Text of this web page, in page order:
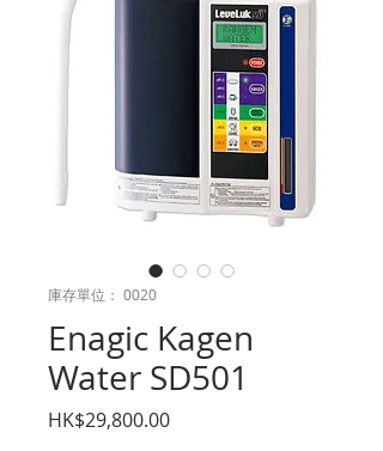
庫存單位： 0020
Enagic Kagen
Water SD501
HK$29,800.00價